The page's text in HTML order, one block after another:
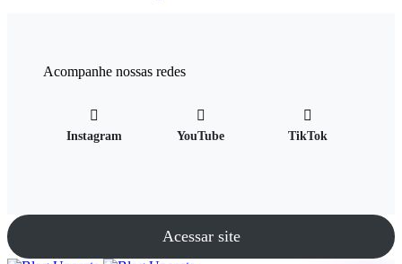
Acompanhe nossas redes
Instagram YouTube TikTok
Acessar site